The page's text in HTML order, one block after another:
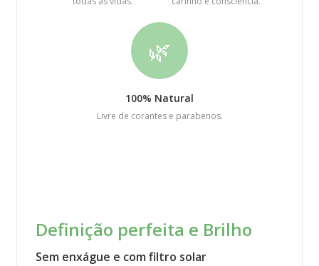
🌿
100% Natural
Livre de corantes e parabenos.
Definição perfeita e Brilho
Sem enxágue e com filtro solar